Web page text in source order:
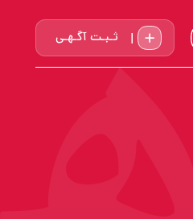
ثـبـت آگـهـی